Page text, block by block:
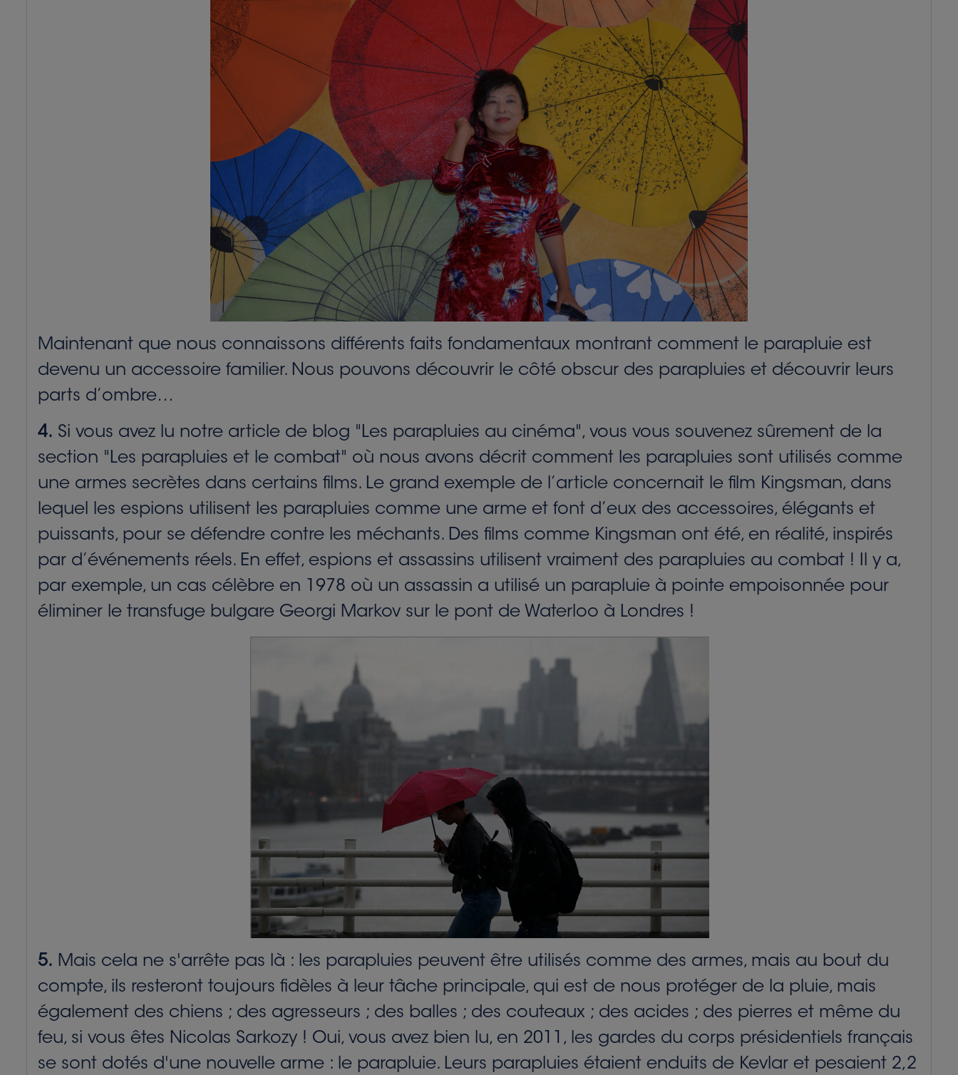
Maintenant que nous connaissons différents faits fondamentaux montrant comment le parapluie est
devenu un accessoire familier. Nous pouvons découvrir le côté obscur des parapluies et découvrir leurs
parts d’ombre…
4. Si vous avez lu notre article de blog "Les parapluies au cinéma", vous vous souvenez sûrement de la
section "Les parapluies et le combat" où nous avons décrit comment les parapluies sont utilisés comme
une armes secrètes dans certains films. Le grand exemple de l’article concernait le film Kingsman, dans
lequel les espions utilisent les parapluies comme une arme et font d’eux des accessoires, élégants et
puissants, pour se défendre contre les méchants. Des films comme Kingsman ont été, en réalité, inspirés
par d’événements réels. En effet, espions et assassins utilisent vraiment des parapluies au combat ! Il y a,
par exemple, un cas célèbre en 1978 où un assassin a utilisé un parapluie à pointe empoisonnée pour
éliminer le transfuge bulgare Georgi Markov sur le pont de Waterloo à Londres !
5. Mais cela ne s'arrête pas là : les parapluies peuvent être utilisés comme des armes, mais au bout du
compte, ils resteront toujours fidèles à leur tâche principale, qui est de nous protéger de la pluie, mais
également des chiens ; des agresseurs ; des balles ; des couteaux ; des acides ; des pierres et même du
feu, si vous êtes Nicolas Sarkozy ! Oui, vous avez bien lu, en 2011, les gardes du corps présidentiels français
se sont dotés d'une nouvelle arme : le parapluie. Leurs parapluies étaient enduits de Kevlar et pesaient 2,2